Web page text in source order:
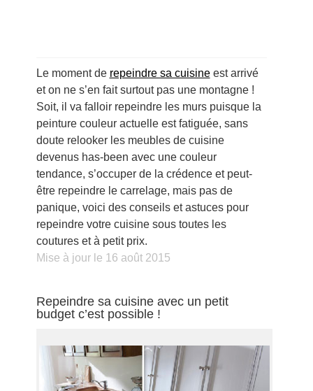
Le moment de repeindre sa cuisineest arrivé
et on ne s’en fait surtout pas une montagne !
Soit, il va falloir repeindre les murs puisque la
peinture couleur actuelle est fatiguée, sans
doute relooker les meubles de cuisine
devenus has-been avec une couleur
tendance, s’occuper de la crédence et peut-
être repeindre le carrelage, mais pas de
panique, voici des conseils et astuces pour
repeindre votre cuisine sous toutes les
coutures et à petit prix.
Mise à jour le 16 août 2015
Repeindre sa cuisine avec un petit
budget c’est possible !